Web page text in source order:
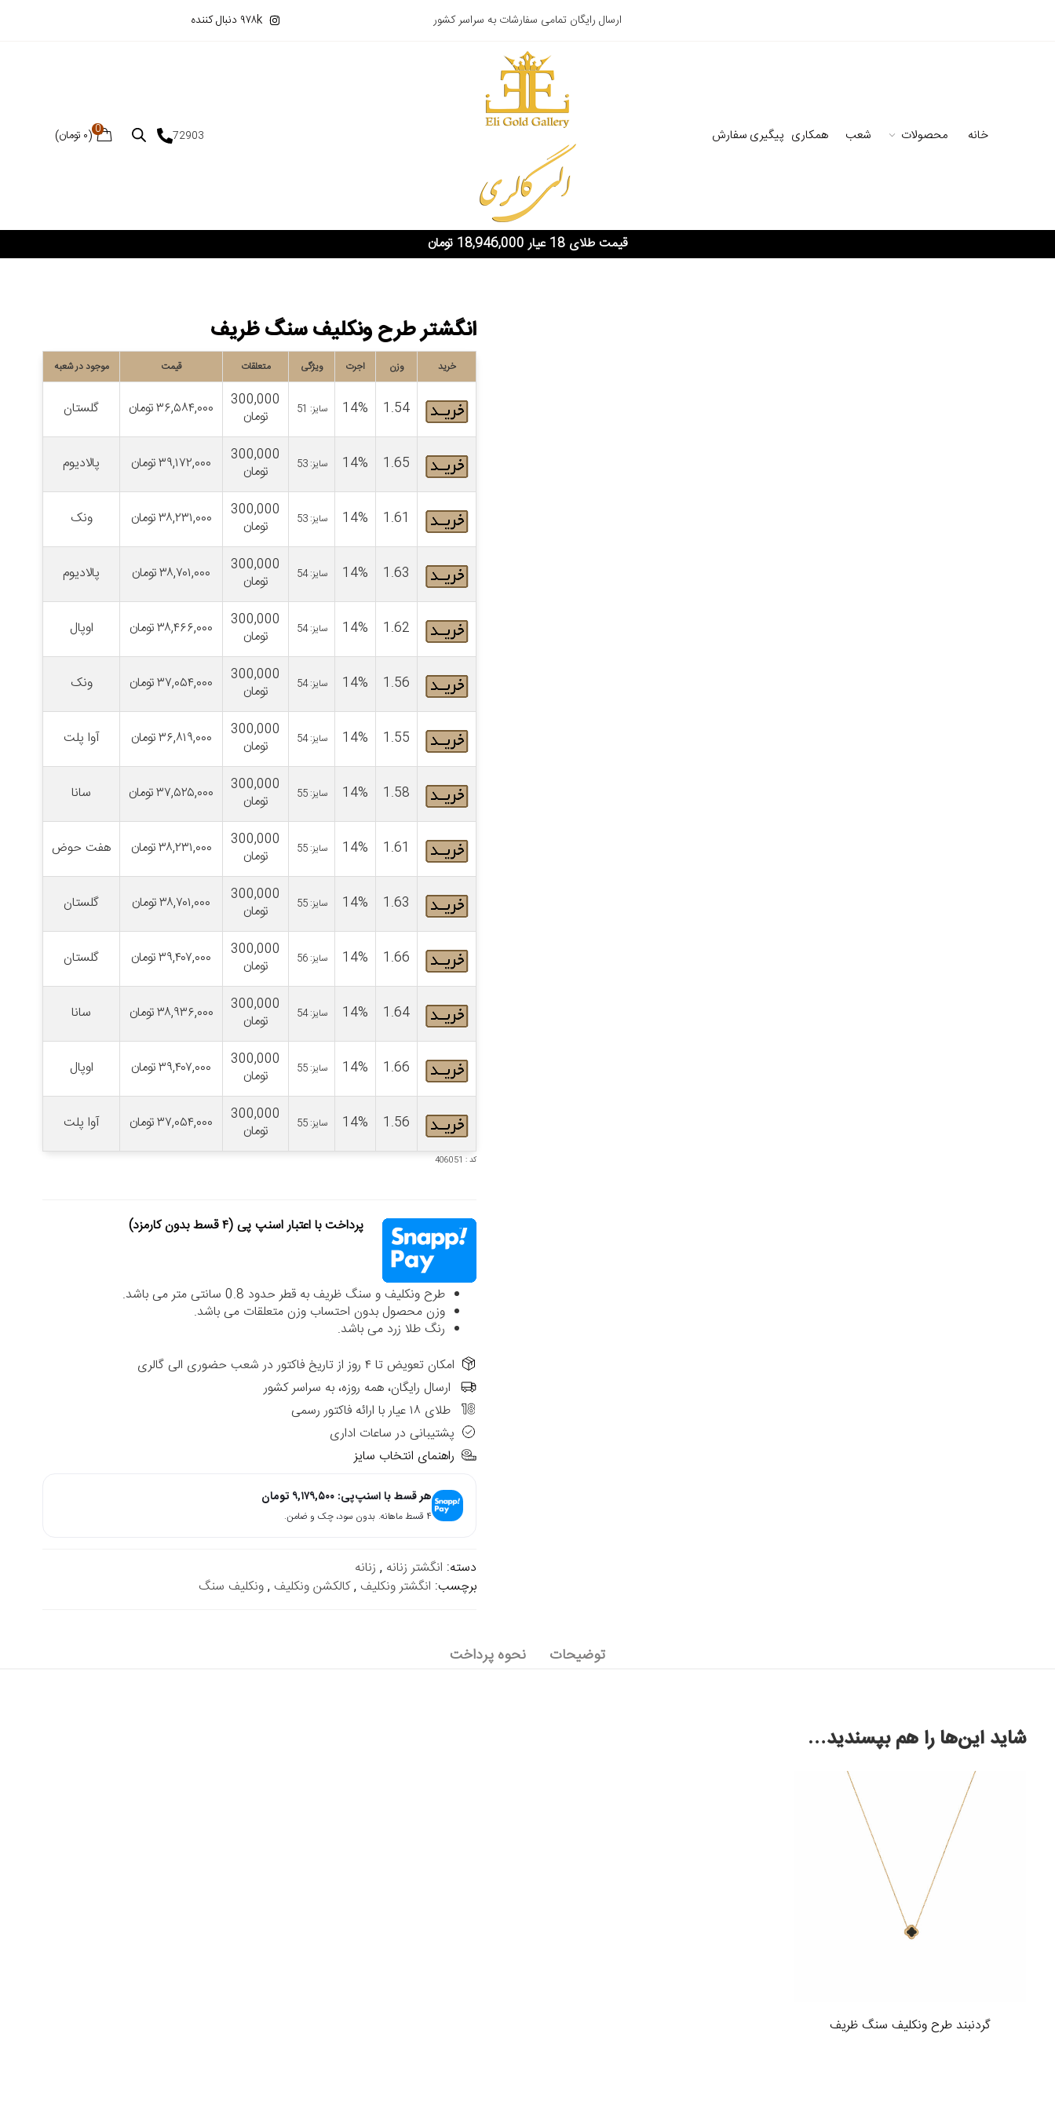
ارسال رایگان تمامی سفارشات به سراسر کشور ۹۷۸k دنبال کننده
خانه محصولات شعب همکاری پیگیری سفارش 72903
0
(۰ تومان)
قیمت طلای 18 عیار 18,946,000 تومان
انگشتر طرح ونکلیف سنگ ظریف
خرید وزن اجرت ویژگی متعلقات قیمت موجود در شعبه
1.54
14% سایز: 51
300,000
تومان
۳۶,۵۸۴,۰۰۰تومان گلستان
1.65
14% سایز: 53
300,000
تومان
۳۹,۱۷۲,۰۰۰تومان پالادیوم
1.61
14% سایز: 53
300,000
تومان
۳۸,۲۳۱,۰۰۰تومان ونک
1.63
14% سایز: 54
300,000
تومان
۳۸,۷۰۱,۰۰۰تومان پالادیوم
1.62
14% سایز: 54
300,000
تومان
۳۸,۴۶۶,۰۰۰تومان اوپال
1.56
14% سایز: 54
300,000
تومان
۳۷,۰۵۴,۰۰۰تومان ونک
1.55
14% سایز: 54
300,000
تومان
۳۶,۸۱۹,۰۰۰تومان آوا پلت
1.58
14% سایز: 55
300,000
تومان
۳۷,۵۲۵,۰۰۰تومان سانا
1.61
14% سایز: 55
300,000
تومان
۳۸,۲۳۱,۰۰۰تومان هفت حوض
1.63
14% سایز: 55
300,000
تومان
۳۸,۷۰۱,۰۰۰تومان گلستان
1.66
14% سایز: 56
300,000
تومان
۳۹,۴۰۷,۰۰۰تومان گلستان
1.64
14% سایز: 54
300,000
تومان
۳۸,۹۳۶,۰۰۰تومان سانا
1.66
14% سایز: 55
300,000
تومان
۳۹,۴۰۷,۰۰۰تومان اوپال
1.56
14% سایز: 55
300,000
تومان
۳۷,۰۵۴,۰۰۰تومان آوا پلت
کد : 406051
پرداخت با اعتبار اسنپ پی (۴ قسط بدون کارمزد)
طرح ونکلیف و سنگ ظریف به قطر حدود 0.8 سانتی متر می باشد.
وزن محصول بدون احتساب وزن متعلقات می باشد.
رنگ طلا زرد می باشد.
امکان تعویض تا ۴ روز از تاریخ فاکتور در شعب حضوری الی گالری
ارسال رایگان، همه روزه، به سراسر کشور
طلای ۱۸ عیار با ارائه فاکتور رسمی
پشتیبانی در ساعات اداری
راهنمای انتخاب سایز
هر قسط با اسنپ‌پی: ۹,۱۷۹,۵۰۰ تومان
۴ قسط ماهانه. بدون سود، چک و ضامن.
دسته: انگشتر زنانه , زنانه
برچسب: انگشتر ونکلیف ,کالکشن ونکلیف ,ونکلیف سنگ
توضیحات نحوه پرداخت
شاید این‌ها را هم بپسندید…
گردنبند طرح ونکلیف سنگ ظریف